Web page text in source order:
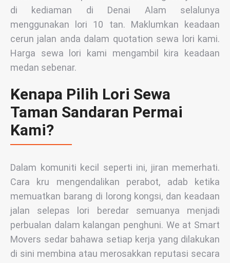
di kediaman di Denai Alam selalunya
menggunakan lori 10 tan. Maklumkan keadaan
cerun jalan anda dalam quotation sewa lori kami.
Harga sewa lori kami mengambil kira keadaan
medan sebenar.
Kenapa Pilih Lori Sewa
Taman Sandaran Permai
Kami?
Dalam komuniti kecil seperti ini, jiran memerhati.
Cara kru mengendalikan perabot, adab ketika
memuatkan barang di lorong kongsi, dan keadaan
jalan selepas lori beredar semuanya menjadi
perbualan dalam kalangan penghuni. We at Smart
Movers sedar bahawa setiap kerja yang dilakukan
di sini membina atau merosakkan reputasi secara